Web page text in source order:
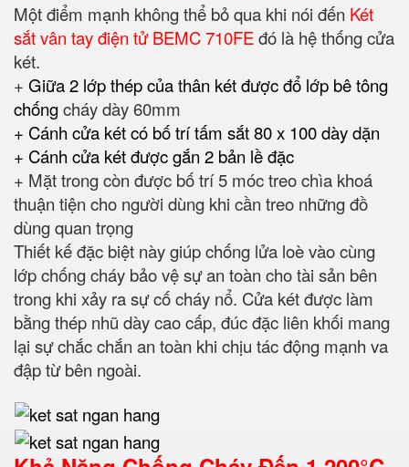
Một điểm mạnh không thể bỏ qua khi nói đến Két
sắt vân tay điện tử BEMC 710FEđó là hệ thống cửa
két.
+ Giữa 2 lớp thép của thân két được đổ lớp bê tông
chốngcháy dày 60mm
+ Cánh cửa két có bố trí tấm sắt 80 x 100 dày dặn
+ Cánh cửa két được gắn 2 bản lề đặc
+ Mặt trong còn được bố trí 5 móc treo chìa khoá
thuận tiện cho người dùng khi cần treo những đồ
dùng quan trọng
Thiết kế đặc biệt này giúp chống lửa loè vào cùng
lớp chống cháy bảo vệ sự an toàn cho tài sản bên
trong khi xảy ra sự cố cháy nổ. Cửa két được làm
bằng thép nhũ dày cao cấp, đúc đặc liên khối mang
lại sự chắc chắn an toàn khi chịu tác động mạnh va
đập từ bên ngoài.